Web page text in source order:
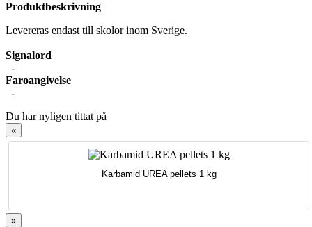
Produktbeskrivning
Levereras endast till skolor inom Sverige.
Signalord
-
Faroangivelse
-
Du har nyligen tittat på
«
Karbamid UREA pellets 1 kg
»